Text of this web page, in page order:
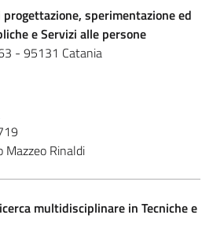
sperimentazione ed
e Servizi alle persone
- 95131 Catania
Mazzeo Rinaldi
multidisciplinare in Tecniche e